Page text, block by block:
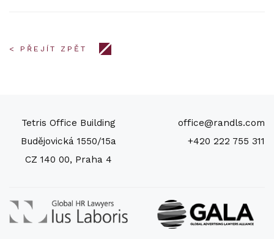
< PŘEJÍT ZPĚT
Tetris Office Building
Budějovická 1550/15a
CZ 140 00, Praha 4
office@randls.com
+420 222 755 311